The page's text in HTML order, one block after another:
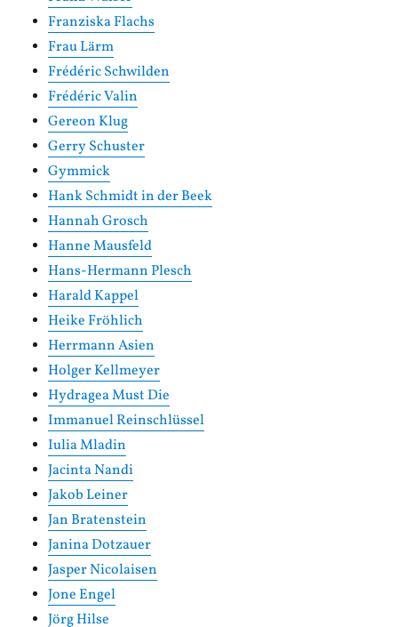
Franziska Flachs
Frau Lärm
Frédéric Schwilden
Frédéric Valin
Gereon Klug
Gerry Schuster
Gymmick
Hank Schmidt in der Beek
Hannah Grosch
Hanne Mausfeld
Hans-Hermann Plesch
Harald Kappel
Heike Fröhlich
Herrmann Asien
Holger Kellmeyer
Hydragea Must Die
Immanuel Reinschlüssel
Iulia Mladin
Jacinta Nandi
Jakob Leiner
Jan Bratenstein
Janina Dotzauer
Jasper Nicolaisen
Jone Engel
Jörg Hilse